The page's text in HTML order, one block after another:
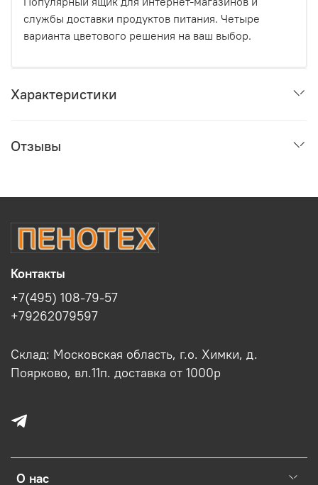
службы доставки продуктов питания. Четыре
варианта цветового решения на ваш выбор.
Характеристики
Отзывы
О нас
Контакты
+7(495) 108-79-57
+79262079597
Склад: Московская область, г.о. Химки, д.
Поярково, вл.11п. доставка от 1000р